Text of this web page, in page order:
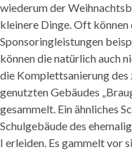
wiederum der
kleinere Dinge. Oft
Sponsoringleistungen
können die natürlich auch
die Komplettsanierung
genutzten Gebäudes
gesammelt. Ein ähnliches
Schulgebäude des
I erleiden. Es gammelt vor